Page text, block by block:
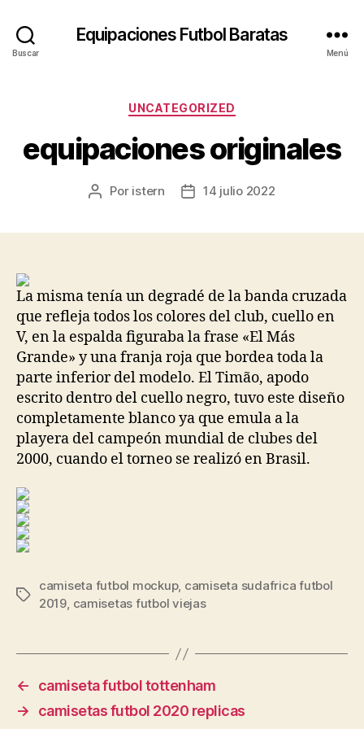
Buscar
Equipaciones Futbol Baratas
Menú
Categorías
UNCATEGORIZED
equipaciones originales
Autor
Por istern
Fecha14 julio 2022
La misma tenía un degradé de la banda cruzada
que refleja todos los colores del club, cuello en
V, en la espalda figuraba la frase «El Más
Grande» y una franja roja que bordea toda la
parte inferior del modelo. El Timão, apodo
escrito dentro del cuello negro, tuvo este diseño
completamente blanco ya que emula a la
playera del campeón mundial de clubes del
2000, cuando el torneo se realizó en Brasil.
Etiquetas
camiseta futbol mockup, camiseta sudafrica futbol
2019, camisetas futbol viejas
←
camiseta futbol tottenham
→
camisetas futbol 2020 replicas